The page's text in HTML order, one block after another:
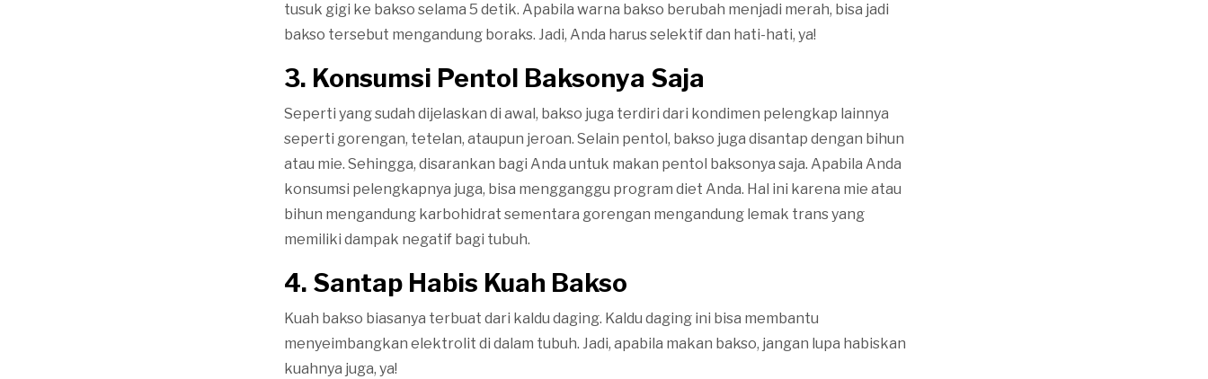
tusuk gigi ke bakso selama 5 detik. Apabila warna bakso berubah menjadi merah, bisa jadi
bakso tersebut mengandung boraks. Jadi, Anda harus selektif dan hati-hati, ya!
3. Konsumsi Pentol Baksonya Saja
Seperti yang sudah dijelaskan di awal, bakso juga terdiri dari kondimen pelengkap lainnya
seperti gorengan, tetelan, ataupun jeroan. Selain pentol, bakso juga disantap dengan bihun
atau mie. Sehingga, disarankan bagi Anda untuk makan pentol baksonya saja. Apabila Anda
konsumsi pelengkapnya juga, bisa mengganggu program diet Anda. Hal ini karena mie atau
bihun mengandung karbohidrat sementara gorengan mengandung lemak trans yang
memiliki dampak negatif bagi tubuh.
4. Santap Habis Kuah Bakso
Kuah bakso biasanya terbuat dari kaldu daging. Kaldu daging ini bisa membantu
menyeimbangkan elektrolit di dalam tubuh. Jadi, apabila makan bakso, jangan lupa habiskan
kuahnya juga, ya!